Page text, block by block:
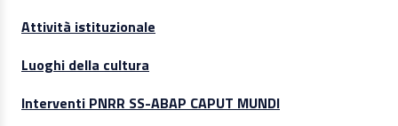
Attività istituzionale
Luoghi della cultura
Interventi PNRR SS-ABAP CAPUT MUNDI